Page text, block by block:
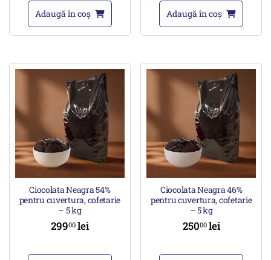
Adaugă în coș Adaugă în coș
Ciocolata Neagra 54%
pentru cuvertura, cofetarie
– 5 kg
29900 lei
Ciocolata Neagra 46%
pentru cuvertura, cofetarie
– 5 kg
25000 lei